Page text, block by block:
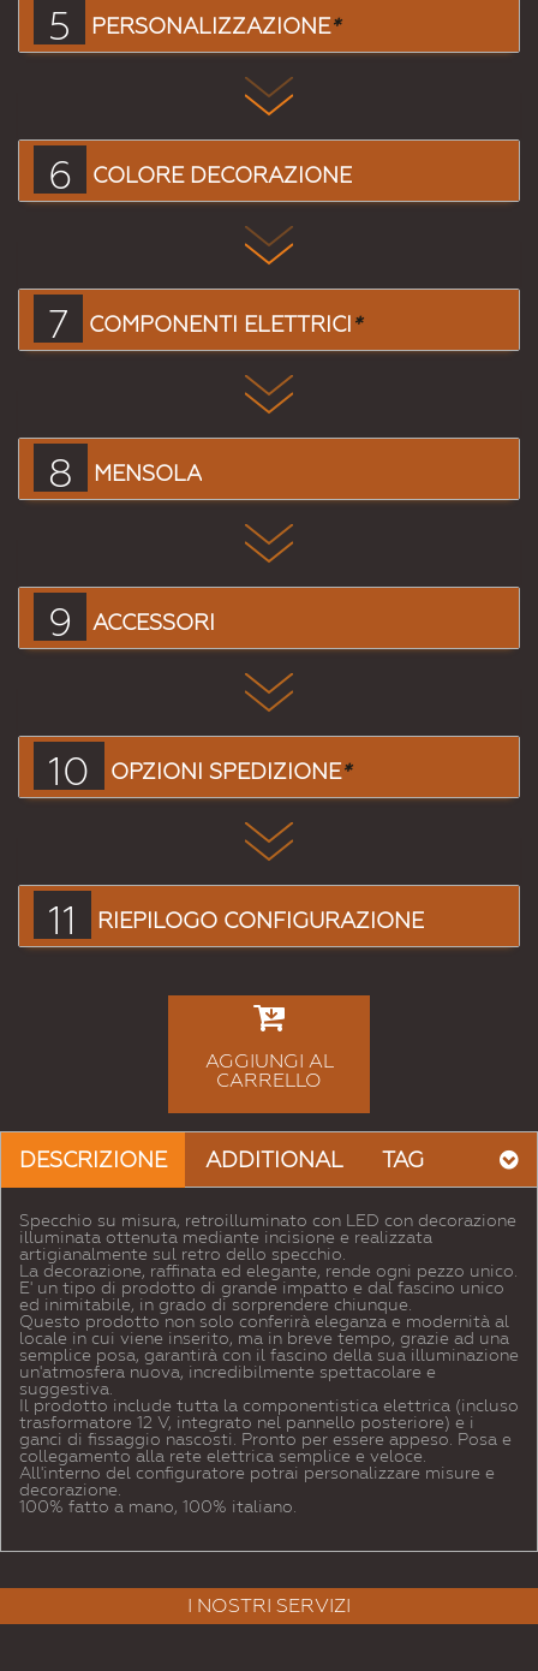
5 PERSONALIZZAZIONE*
6 COLORE DECORAZIONE
7 COMPONENTI ELETTRICI*
8 MENSOLA
9 ACCESSORI
10 OPZIONI SPEDIZIONE*
11 RIEPILOGO CONFIGURAZIONE
AGGIUNGI AL
CARRELLO
DESCRIZIONE ADDITIONAL TAG
Specchio su misura, retroilluminato con LED con decorazione
illuminata ottenuta mediante incisione e realizzata
artigianalmente sul retro dello specchio.
La decorazione, raffinata ed elegante, rende ogni pezzo unico.
E' un tipo di prodotto di grande impatto e dal fascino unico
ed inimitabile, in grado di sorprendere chiunque.
Questo prodotto non solo conferirà eleganza e modernità al
locale in cui viene inserito, ma in breve tempo, grazie ad una
semplice posa, garantirà con il fascino della sua illuminazione
un'atmosfera nuova, incredibilmente spettacolare e
suggestiva.
Il prodotto include tutta la componentistica elettrica (incluso
trasformatore 12 V, integrato nel pannello posteriore) e i
ganci di fissaggio nascosti. Pronto per essere appeso. Posa e
collegamento alla rete elettrica semplice e veloce.
All'interno del configuratore potrai personalizzare misure e
decorazione.
100% fatto a mano, 100% italiano.
I NOSTRI SERVIZI